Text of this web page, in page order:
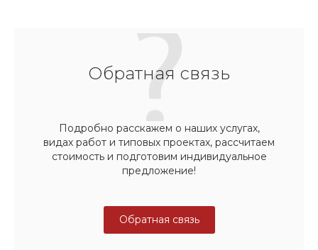
Обратная связь
Подробно расскажем о наших услугах,
видах работ и типовых проектах, рассчитаем
стоимость и подготовим индивидуальное
предложение!
Обратная связь